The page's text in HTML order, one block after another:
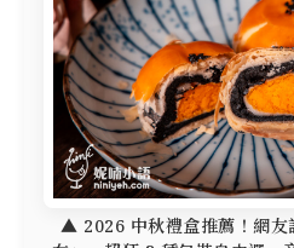
▲ 2026 中秋禮盒推薦！網友